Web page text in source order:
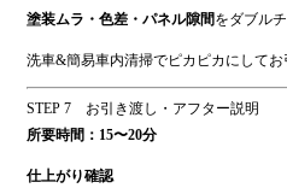
塗装ムラ・色差・パネル隙間をダブルチ
洗車&簡易車内清掃でピカピカにしてお
STEP 7 お引き渡し・アフター説明
所要時間：15〜20分
仕上がり確認